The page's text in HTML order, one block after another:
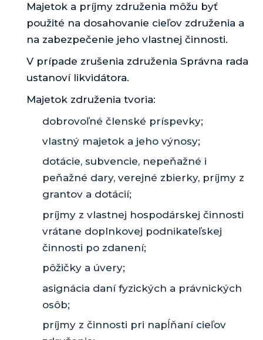
Majetok a príjmy združenia môžu byť
použité na dosahovanie cieľov združenia a
na zabezpečenie jeho vlastnej činnosti.
V prípade zrušenia združenia Správna rada
ustanoví likvidátora.
Majetok združenia tvoria:
dobrovoľné členské príspevky;
vlastný majetok a jeho výnosy;
dotácie, subvencie, nepeňažné i
peňažné dary, verejné zbierky, príjmy z
grantov a dotácií;
príjmy z vlastnej hospodárskej činnosti
vrátane doplnkovej podnikateľskej
činnosti po zdanení;
pôžičky a úvery;
asignácia daní fyzických a právnických
osôb;
príjmy z činnosti pri napĺňaní cieľov